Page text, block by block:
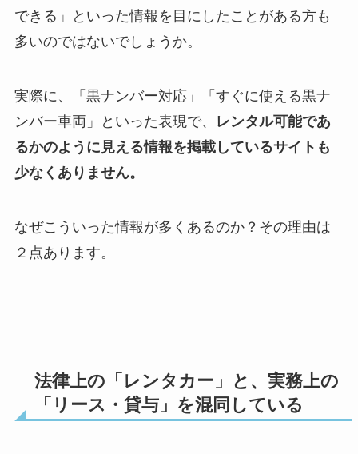
できる」といった情報を目にしたことがある方も
多いのではないでしょうか。
実際に、「黒ナンバー対応」「すぐに使える黒ナ
ンバー車両」といった表現で、
レンタル可能であ
るかのように見える情報を掲載しているサイトも
少なくありません。
なぜこういった情報が多くあるのか？その理由は
２点あります。
法律上の「レンタカー」と、実務上の
「リース・貸与」を混同している